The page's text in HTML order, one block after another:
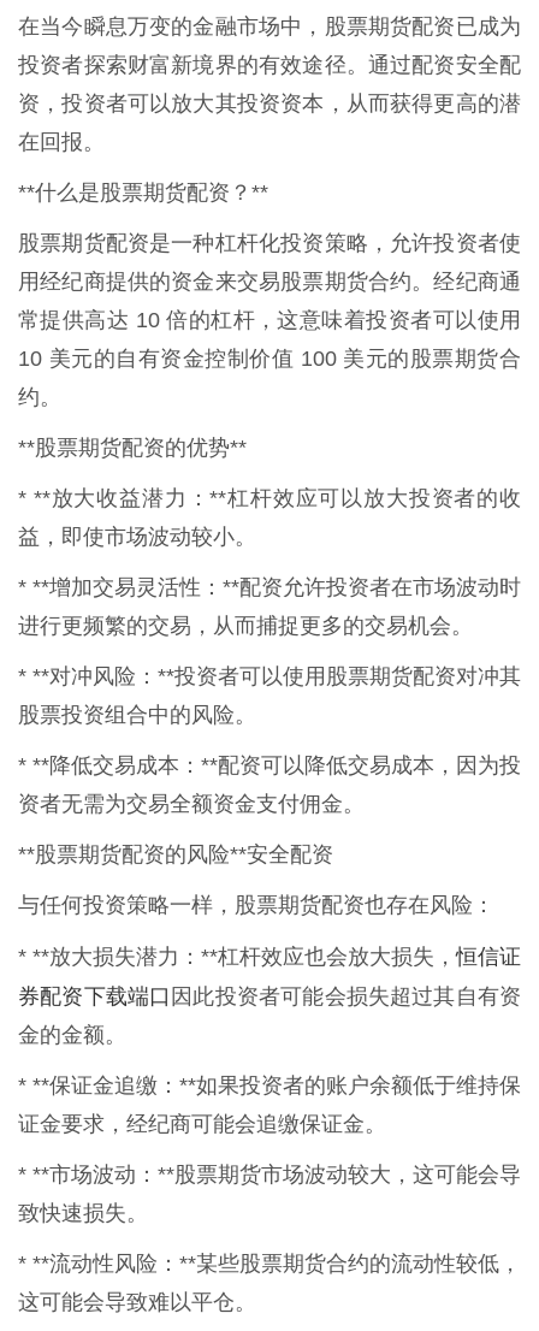
在当今瞬息万变的金融市场中，股票期货配资已成为
投资者探索财富新境界的有效途径。通过配资安全配
资，投资者可以放大其投资资本，从而获得更高的潜
在回报。
**什么是股票期货配资？**
股票期货配资是一种杠杆化投资策略，允许投资者使
用经纪商提供的资金来交易股票期货合约。经纪商通
常提供高达 10 倍的杠杆，这意味着投资者可以使用
10 美元的自有资金控制价值 100 美元的股票期货合
约。
**股票期货配资的优势**
* **放大收益潜力：**杠杆效应可以放大投资者的收
益，即使市场波动较小。
* **增加交易灵活性：**配资允许投资者在市场波动时
进行更频繁的交易，从而捕捉更多的交易机会。
* **对冲风险：**投资者可以使用股票期货配资对冲其
股票投资组合中的风险。
* **降低交易成本：**配资可以降低交易成本，因为投
资者无需为交易全额资金支付佣金。
**股票期货配资的风险**安全配资
与任何投资策略一样，股票期货配资也存在风险：
* **放大损失潜力：**杠杆效应也会放大损失，恒信证
券配资下载端口 因此投资者可能会损失超过其自有资
金的金额。
* **保证金追缴：**如果投资者的账户余额低于维持保
证金要求，经纪商可能会追缴保证金。
* **市场波动：**股票期货市场波动较大，这可能会导
致快速损失。
* **流动性风险：**某些股票期货合约的流动性较低，
这可能会导致难以平仓。